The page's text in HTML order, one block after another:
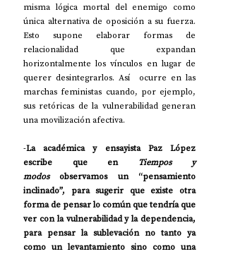
misma lógica mortal del enemigo como
única alternativa de oposición a su fuerza.
Esto supone elaborar formas de
relacionalidad que expandan
horizontalmente los vínculos en lugar de
querer desintegrarlos. Así  ocurre en las
marchas feministas cuando, por ejemplo,
sus retóricas de la vulnerabilidad generan
una movilización afectiva.
-La académica y ensayista Paz López
escribe que en Tiempos y
modos observamos un “pensamiento
inclinado”, para sugerir que existe otra
forma de pensar lo común que tendría que
ver con la vulnerabilidad y la dependencia,
para pensar la sublevación no tanto ya
como un levantamiento sino como una